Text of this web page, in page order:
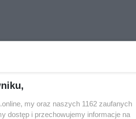
my oraz naszych 1162 zaufanych
dostęp i przechowujemy informacje na